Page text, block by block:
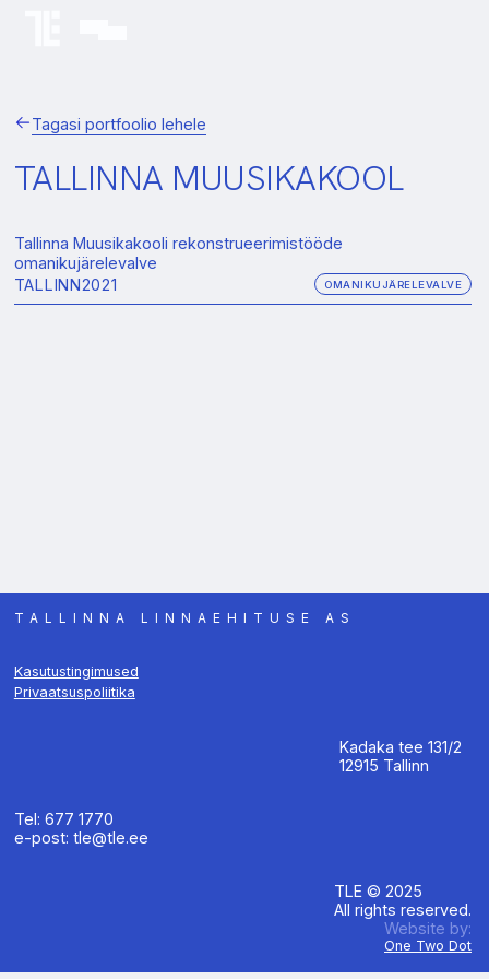
Tagasi portfoolio lehele
TALLINNA MUUSIKAKOOL
Tallinna Muusikakooli rekonstrueerimistööde
omanikujärelevalve
TALLINN2021 OMANIKUJÄRELEVALVE
TALLINNA LINNAEHITUSE AS
Kasutustingimused
Privaatsuspoliitika
Kadaka tee 131/2
12915 Tallinn
Tel: 677 1770
e-post: tle@tle.ee
TLE © 2025
All rights reserved.
Website by:
One Two Dot